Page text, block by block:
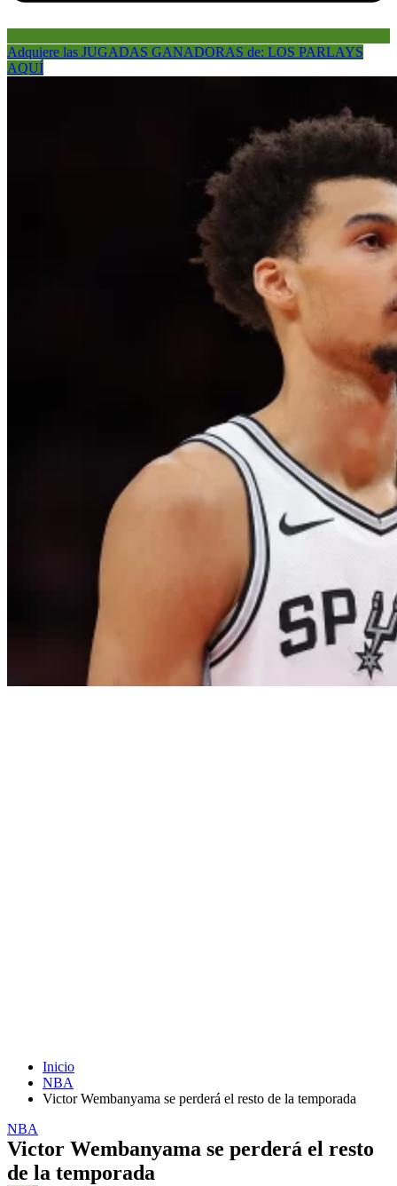
Adquiere las JUGADAS GANADORAS de: LOS PARLAYS
AQUÍ
Inicio
NBA
Victor Wembanyama se perderá el resto de la temporada
NBA
Victor Wembanyama se perderá el resto
de la temporada